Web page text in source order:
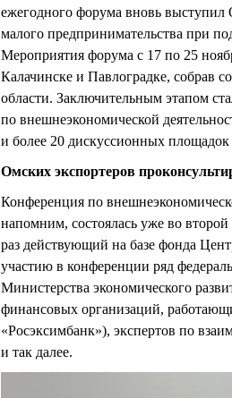
ежегодного форума вновь
малого предпринимательства при
Мероприятия форума с 17 по 25
Калачинске и Павлоградке, собрав
области. Заключительным этапом
по внешнеэкономической
и более 20 дискуссионных
Омских экспортеров
Конференция по
напомним, состоялась уже во
раз действующий на базе фонда
участию в конференции ряд
Министерства экономического
финансовых организаций,
«Росэксимбанк»), экспертов по
и так далее.